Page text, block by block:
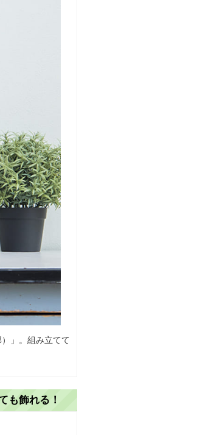
」。組み立てて
も飾れる！